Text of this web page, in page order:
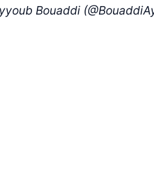
Bouaddi